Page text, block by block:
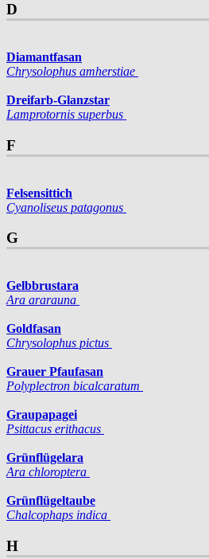
D
Diamantfasan
Chrysolophus amherstiae
Dreifarb-Glanzstar
Lamprotornis superbus
F
Felsensittich
Cyanoliseus patagonus
G
Gelbbrustara
Ara ararauna
Goldfasan
Chrysolophus pictus
Grauer Pfaufasan
Polyplectron bicalcaratum
Graupapagei
Psittacus erithacus
Grünflügelara
Ara chloroptera
Grünflügeltaube
Chalcophaps indica
H